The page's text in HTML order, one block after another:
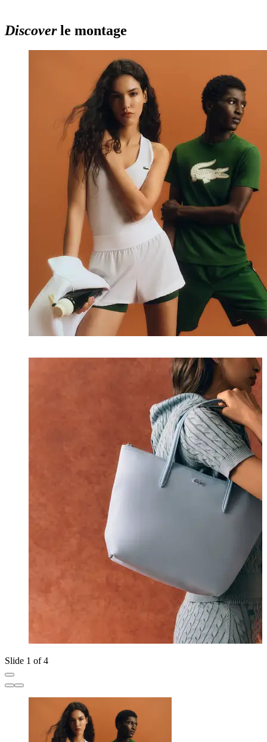
Discoverle montage
Slide 1 of 4